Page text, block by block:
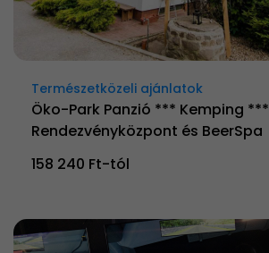
Természetközeli ajánlatok
Öko-Park Panzió *** Kemping ***
Rendezvényközpont és BeerSpa
158 240 Ft-tól